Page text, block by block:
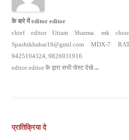
के बारे में editor editor
chief editor Uttam Sharma. mk
Spashtkhabar16@gmil.com MDX-7
9425104324, 9826931916
editor editor के द्वारा सभी पोस्ट देखे→
प्रातिक्रिया दे